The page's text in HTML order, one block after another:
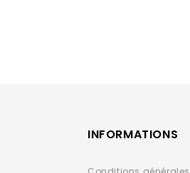
INFORMATIONS